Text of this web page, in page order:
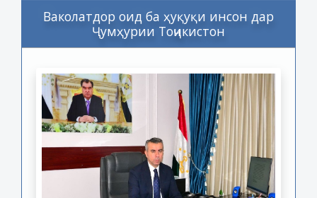
Ваколатдор оид ба ҳуқуқи инсон дар
Ҷумҳурии Тоҷикистон